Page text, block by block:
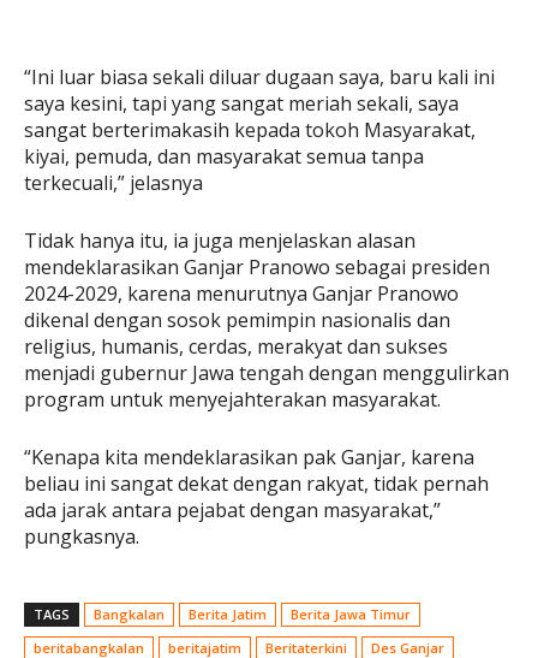
“Ini luar biasa sekali diluar dugaan saya, baru kali ini
saya kesini, tapi yang sangat meriah sekali, saya
sangat berterimakasih kepada tokoh Masyarakat,
kiyai, pemuda, dan masyarakat semua tanpa
terkecuali,” jelasnya
Tidak hanya itu, ia juga menjelaskan alasan
mendeklarasikan Ganjar Pranowo sebagai presiden
2024-2029, karena menurutnya Ganjar Pranowo
dikenal dengan sosok pemimpin nasionalis dan
religius, humanis, cerdas, merakyat dan sukses
menjadi gubernur Jawa tengah dengan menggulirkan
program untuk menyejahterakan masyarakat.
“Kenapa kita mendeklarasikan pak Ganjar, karena
beliau ini sangat dekat dengan rakyat, tidak pernah
ada jarak antara pejabat dengan masyarakat,”
pungkasnya.
TAGS Bangkalan Berita Jatim
Berita Jawa Timur
beritabangkalan
beritajatim Beritaterkini
Des Ganjar